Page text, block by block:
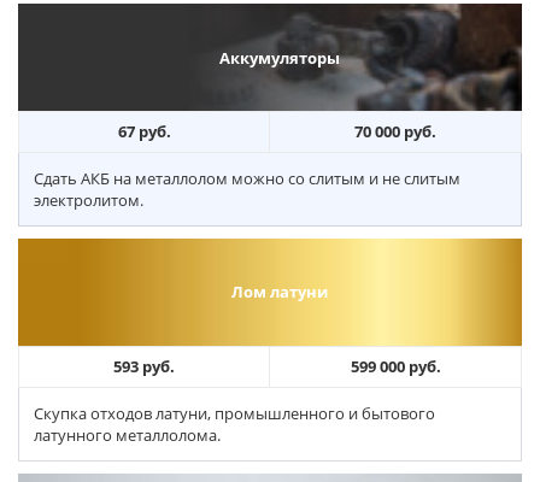
Аккумуляторы
67 руб. 70 000 руб.
Сдать АКБ на металлолом можно со слитым и не слитым
электролитом.
Лом латуни
593 руб. 599 000 руб.
Скупка отходов латуни, промышленного и бытового
латунного металлолома.